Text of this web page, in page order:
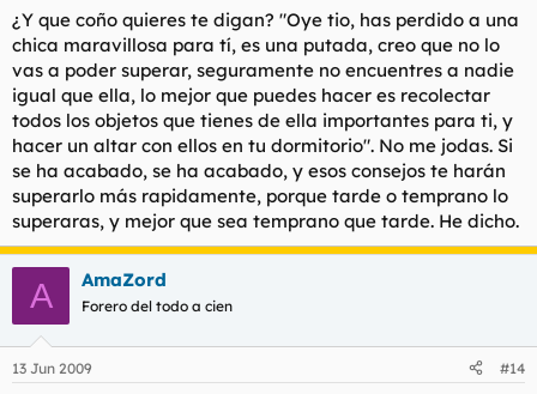
¿Y que coño quieres te digan? "Oye tio, has perdido a una
chica maravillosa para tí, es una putada, creo que no lo
vas a poder superar, seguramente no encuentres a nadie
igual que ella, lo mejor que puedes hacer es recolectar
todos los objetos que tienes de ella importantes para ti, y
hacer un altar con ellos en tu dormitorio". No me jodas. Si
se ha acabado, se ha acabado, y esos consejos te harán
superarlo más rapidamente, porque tarde o temprano lo
superaras, y mejor que sea temprano que tarde. He dicho.
A AmaZord
Forero del todo a cien
13 Jun 2009 #14